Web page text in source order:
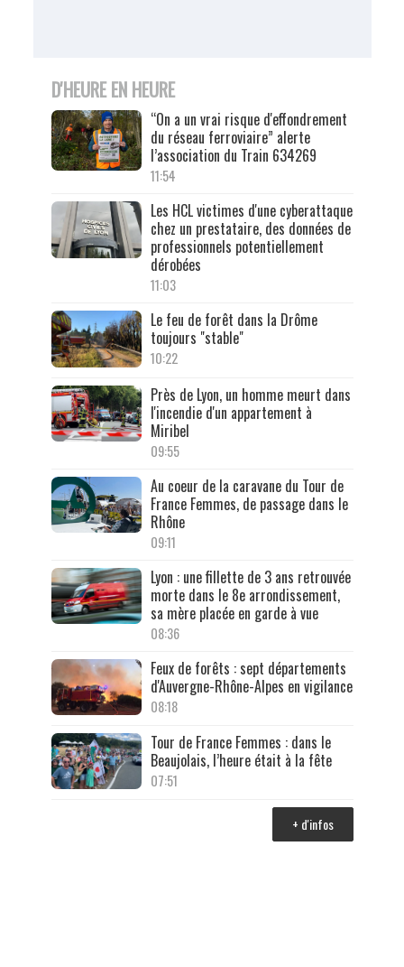
D'HEURE EN HEURE
“On a un vrai risque d'effondrement
du réseau ferroviaire” alerte
l’association du Train 634269
11:54
Les HCL victimes d'une cyberattaque
chez un prestataire, des données de
professionnels potentiellement
dérobées
11:03
Le feu de forêt dans la Drôme
toujours "stable"
10:22
Près de Lyon, un homme meurt dans
l'incendie d'un appartement à
Miribel
09:55
Au coeur de la caravane du Tour de
France Femmes, de passage dans le
Rhône
09:11
Lyon : une fillette de 3 ans retrouvée
morte dans le 8e arrondissement,
sa mère placée en garde à vue
08:36
Feux de forêts : sept départements
d'Auvergne-Rhône-Alpes en vigilance
08:18
Tour de France Femmes : dans le
Beaujolais, l’heure était à la fête
07:51
+ d'infos